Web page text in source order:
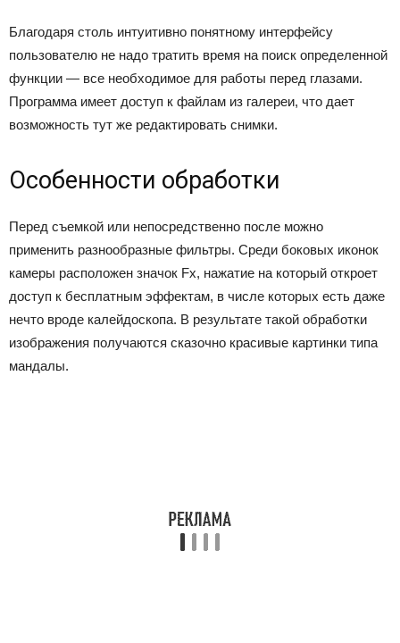
Благодаря столь интуитивно понятному интерфейсу
пользователю не надо тратить время на поиск определенной
функции — все необходимое для работы перед глазами.
Программа имеет доступ к файлам из галереи, что дает
возможность тут же редактировать снимки.
Особенности обработки
Перед съемкой или непосредственно после можно
применить разнообразные фильтры. Среди боковых иконок
камеры расположен значок Fx, нажатие на который откроет
доступ к бесплатным эффектам, в числе которых есть даже
нечто вроде калейдоскопа. В результате такой обработки
изображения получаются сказочно красивые картинки типа
мандалы.